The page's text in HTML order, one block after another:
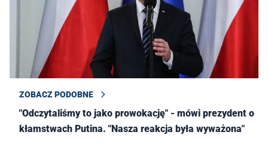
ZOBACZ PODOBNE
"Odczytaliśmy to jako prowokację" - mówi prezydent o
kłamstwach Putina. "Nasza reakcja była wyważona"